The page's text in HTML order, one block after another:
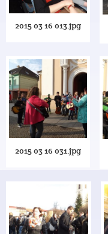
2015 03 16 013.jpg
2015 03 16 031.jpg